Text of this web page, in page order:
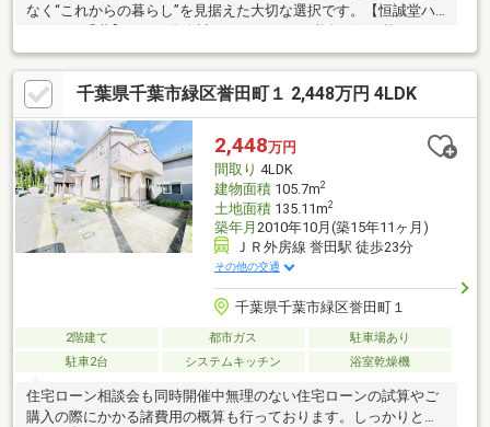
なく“これからの暮らし”を見据えた大切な選択です。【恒誠堂ハ
ウジング千葉】では、資金計画からローン、税金、住み替えまで
一人ひとりのライフプランに合わせたご提案を行っています。◆
無料ライフプラン相談◆住宅ローン事前審査もスムーズ対応◆購
入後も安心のアフターサポート体制「未来の暮らしをどう描く
か」――その第一歩を、私たちが丁寧にサポートいたします。地域
密着の安心感と実績で、お客様の理想に寄り添い、人生の節目を
共に喜べるパートナーであり続けます。詳細はお気軽にお問合せ
ください。
千葉県千葉市緑区誉田町１ 2,448万円 4LDK
2,448万円
間取り 4LDK
建物面積105.7m2
土地面積135.11m2
築年月 2010年10月(築15年11ヶ月)
ＪＲ外房線 誉田駅 徒歩23分
その他の交通
千葉県千葉市緑区誉田町１
2階建て 都市ガス
駐車場あり
駐車2台
システムキッチン 浴室乾燥機
住宅ローン相談会も同時開催中無理のない住宅ローンの試算やご
購入の際にかかる諸費用の概算も行っております。しっかりとし